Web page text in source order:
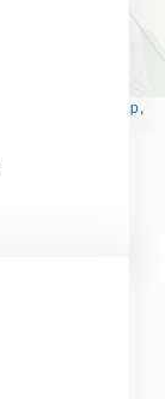
OpenStreetMap,